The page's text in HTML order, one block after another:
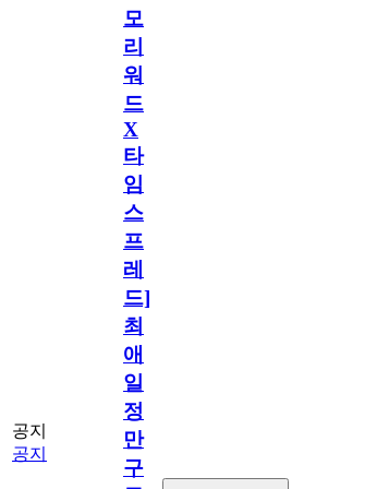
공지
공지
모
리
워
드
X
타
임
스
프
레
드]
최
애
일
정
만
구